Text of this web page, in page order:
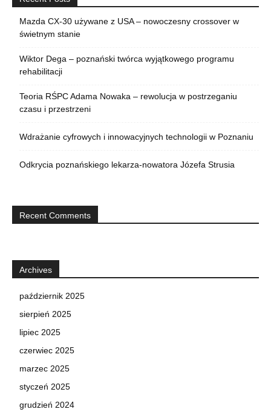
Mazda CX-30 używane z USA – nowoczesny crossover w
świetnym stanie
Wiktor Dega – poznański twórca wyjątkowego programu
rehabilitacji
Teoria RŚPC Adama Nowaka – rewolucja w postrzeganiu
czasu i przestrzeni
Wdrażanie cyfrowych i innowacyjnych technologii w Poznaniu
Odkrycia poznańskiego lekarza-nowatora Józefa Strusia
Recent Comments
Archives
październik 2025
sierpień 2025
lipiec 2025
czerwiec 2025
marzec 2025
styczeń 2025
grudzień 2024